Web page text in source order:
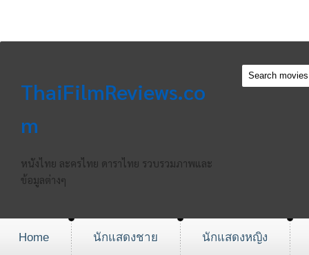
ThaiFilmReviews.co
m
หนังไทย ละครไทย ดาราไทย รวบรวมภาพและ
ข้อมูลต่างๆ
Home นักแสดงชาย นักแสดงหญิง